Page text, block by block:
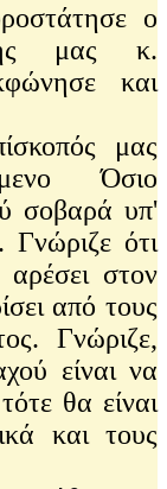
ο
μας κ.
και
μας
Όσιο
σοβαρά υπ'
ότι
στον
από τους
Γνώριζε,
είναι να
θα είναι
και τους